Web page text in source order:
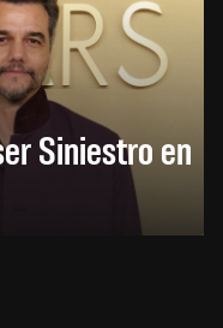
Siniestro en